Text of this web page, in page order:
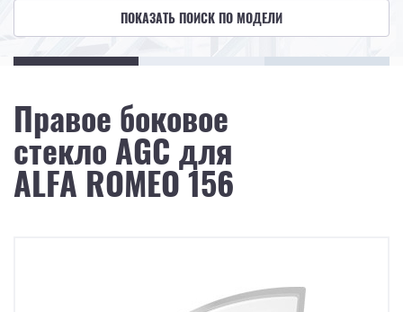
ПОКАЗАТЬ ПОИСК ПО МОДЕЛИ
Правое боковое
стекло AGC для
ALFA ROMEO 156